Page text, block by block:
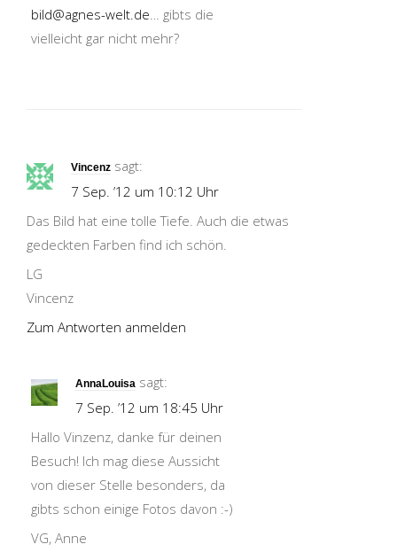
bild@agnes-welt.de… gibts die
vielleicht gar nicht mehr?
Vincenz sagt:
7 Sep. ’12 um 10:12 Uhr
Das Bild hat eine tolle Tiefe. Auch die etwas
gedeckten Farben find ich schön.
LG
Vincenz
Zum Antworten anmelden
AnnaLouisa sagt:
7 Sep. ’12 um 18:45 Uhr
Hallo Vinzenz, danke für deinen
Besuch! Ich mag diese Aussicht
von dieser Stelle besonders, da
gibts schon einige Fotos davon :-)
VG, Anne